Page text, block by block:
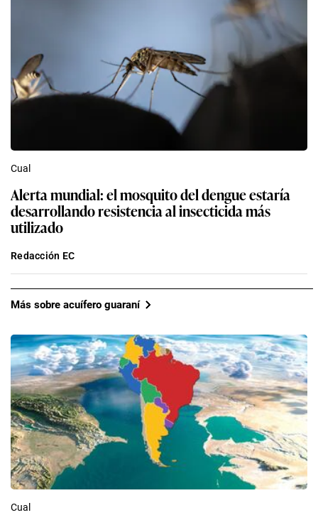
Cual
Alerta mundial: el mosquito del dengue estaría
desarrollando resistencia al insecticida más
utilizado
Redacción EC
Más sobre acuífero guaraní
Cual